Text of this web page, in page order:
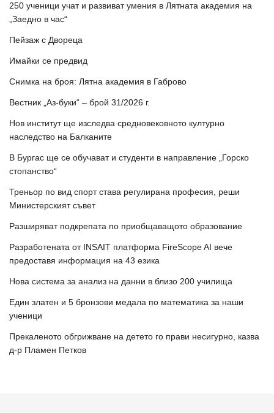
250 ученици учат и развиват умения в Лятната академия на
„Заедно в час“
Пейзаж с Двореца
Имайки се предвид
Снимка на броя: Лятна академия в Габрово
Вестник „Аз-буки“ – брой 31/2026 г.
Нов институт ще изследва средновековното културно
наследство на Балканите
В Бургас ще се обучават и студенти в направление „Горско
стопанство“
Треньор по вид спорт става регулирана професия, реши
Министерският съвет
Разширяват подкрепата по приобщаващото образование
Разработената от INSAIT платформа FireScope AI вече
предоставя информация на 43 езика
Нова система за анализ на данни в близо 200 училища
Един златен и 5 бронзови медала по математика за наши
ученици
Прекаленото обгрижване на детето го прави несигурно, казва
д-р Пламен Петков